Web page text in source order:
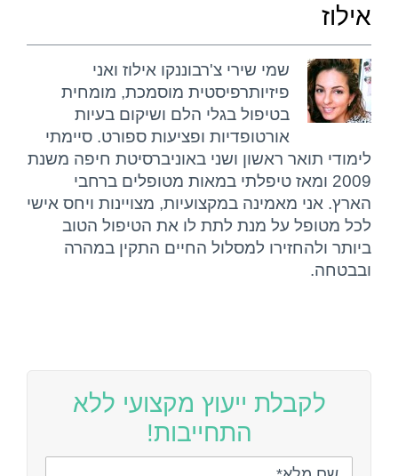
אילוז
שמי שירי צ'רבוננקו אילוז ואני
פיזיותרפיסטית מוסמכת, מומחית
בטיפול בגלי הלם ושיקום בעיות
אורטופדיות ופציעות ספורט. סיימתי
לימודי תואר ראשון ושני באוניברסיטת חיפה משנת
2009 ומאז טיפלתי במאות מטופלים ברחבי
הארץ. אני מאמינה במקצועיות, מצויינות ויחס אישי
לכל מטופל על מנת לתת לו את הטיפול הטוב
ביותר ולהחזירו למסלול החיים התקין במהרה
ובבטחה.
לקבלת ייעוץ מקצועי ללא
התחייבות!